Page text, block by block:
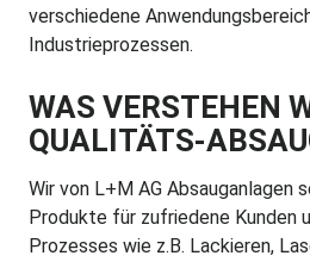
verschiedene
Industrieprozessen.
WAS VERSTEHEN
QUALITÄTS-
Wir von L+M AG Absauganlagen
Produkte für zufriedene Kunden
Prozesses wie z.B. Lackieren,